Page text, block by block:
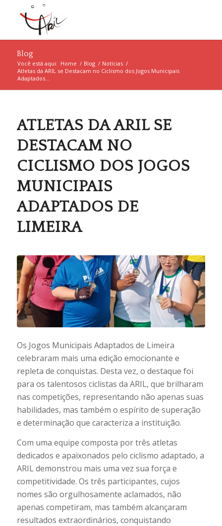
Blog
Você está aqui: Home / Blog / Notícias /
Atletas da ARIL se Destacam no Ciclismo dos Jogos Municipais
Adaptados...
ATLETAS DA ARIL SE
DESTACAM NO
CICLISMO DOS JOGOS
MUNICIPAIS
ADAPTADOS DE
LIMEIRA
Os Jogos Municipais Adaptados de Limeira
celebraram mais uma edição emocionante e
repleta de conquistas. Desta vez, o destaque foi
para os talentosos ciclistas da ARIL, que brilharam
nas competições, representando não apenas suas
habilidades, mas também o espírito de superação
e determinação que caracteriza a instituição.
Com uma equipe composta por três atletas
dedicados e apaixonados pelo ciclismo adaptado, a
ARIL demonstrou mais uma vez sua força e
competitividade. Os três participantes, cujos
nomes são orgulhosamente aclamados, não
apenas competiram, mas também alcançaram
resultados extraordinários, conquistando